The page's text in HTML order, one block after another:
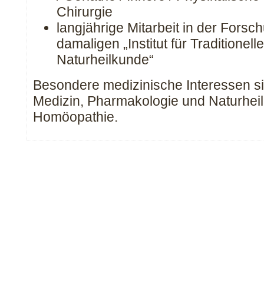
Chirurgie
langjährige Mitarbeit in der
damaligen „Institut für
Naturheilkunde“
Besondere medizinische Interessen
Medizin, Pharmakologie und
Homöopathie.